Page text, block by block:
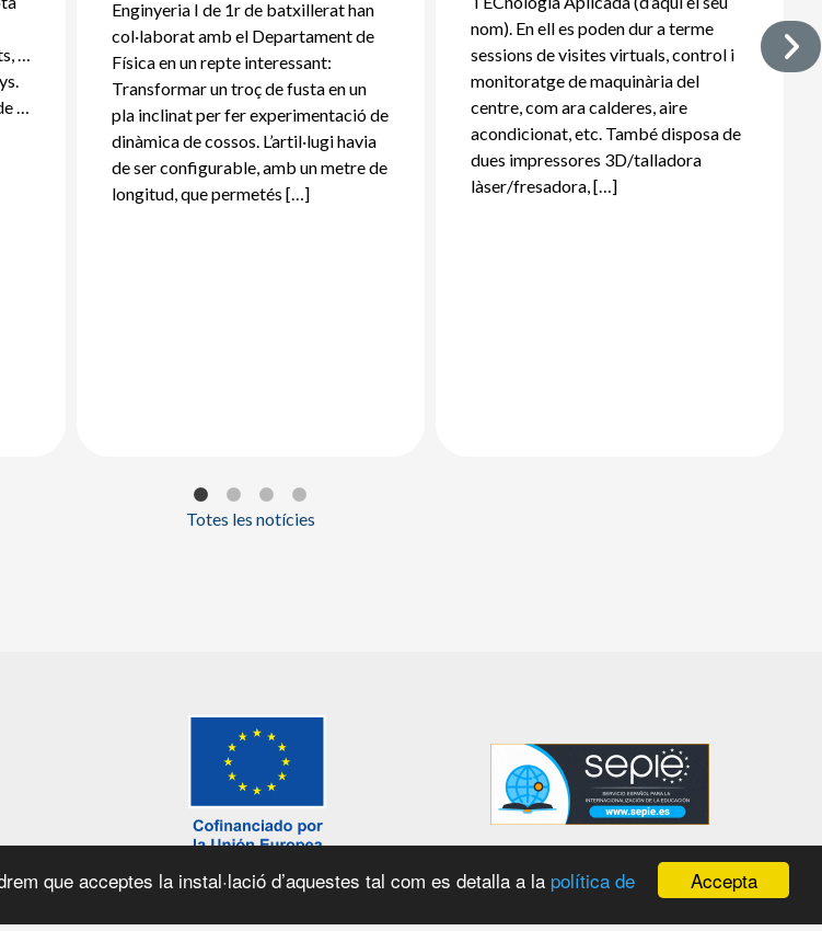
Accepta
que acceptes la instal·lació d’aquestes tal com es detalla a la política de
…
…
Enginyeria I de 1r de batxillerat han
col·laborat amb el Departament de
Física en un repte interessant:
Transformar un troç de fusta en un
pla inclinat per fer experimentació de
dinàmica de cossos. L’artil·lugi havia
de ser configurable, amb un metre de
longitud, que permetés […]
nom). En ell es poden dur a terme
sessions de visites virtuals, control i
monitoratge de maquinària del
centre, com ara calderes, aire
acondicionat, etc. També disposa de
dues impressores 3D/talladora
làser/fresadora, […]
Totes les notícies
|© 2026 Generalitat de Catalunya |Fet amb elWordPress